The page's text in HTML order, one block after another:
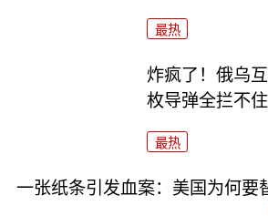
最热
炸疯了！俄乌
枚导弹全拦不住
最热
一张纸条引发血案：美国为何要